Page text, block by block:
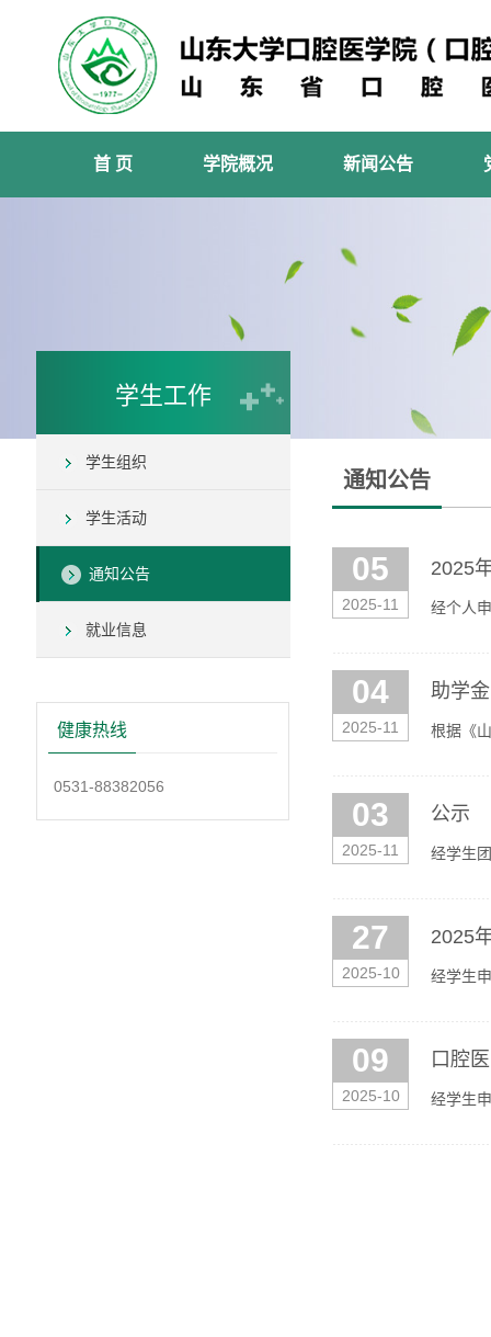
首 页 学院概况 新闻公告
学生工作
学生组织
学生活动
通知公告
就业信息
健康热线
0531-88382056
通知公告
05
2025-11
2025
经个人
04
2025-11
助学
根据《
03
2025-11
公示
经学生
27
2025-10
2025
经学生
09
2025-10
口腔
经学生